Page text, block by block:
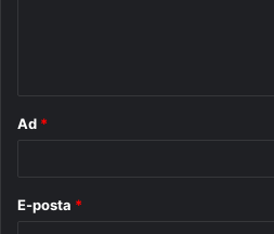
Ad *
E-posta *